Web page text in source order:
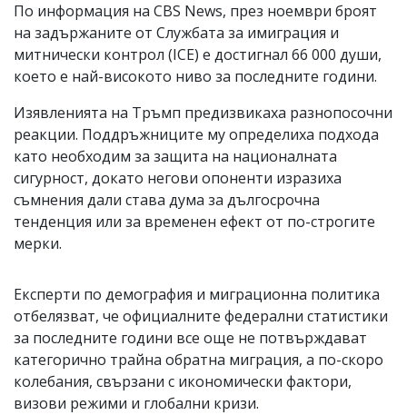
По информация на CBS News, през ноември броят
на задържаните от Службата за имиграция и
митнически контрол (ICE) е достигнал 66 000 души,
което е най-високото ниво за последните години.
Изявленията на Тръмп предизвикаха разнопосочни
реакции. Поддръжниците му определиха подхода
като необходим за защита на националната
сигурност, докато негови опоненти изразиха
съмнения дали става дума за дългосрочна
тенденция или за временен ефект от по-строгите
мерки.
Експерти по демография и миграционна политика
отбелязват, че официалните федерални статистики
за последните години все още не потвърждават
категорично трайна обратна миграция, а по-скоро
колебания, свързани с икономически фактори,
визови режими и глобални кризи.